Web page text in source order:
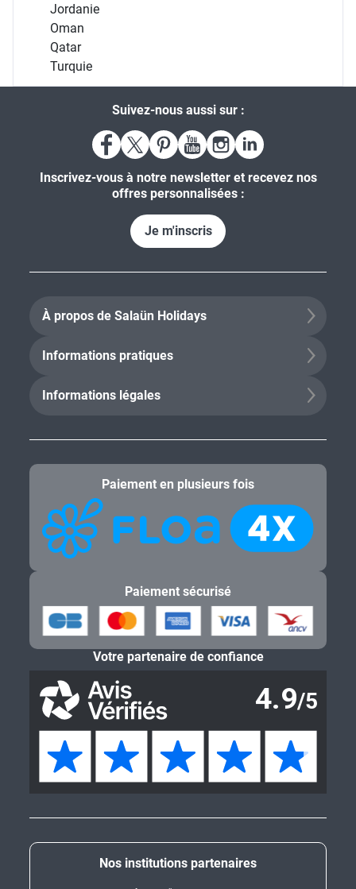
Jordanie
Oman
Qatar
Turquie
Suivez-nous aussi sur :
Inscrivez-vous à notre newsletter et recevez nos
offres personnalisées :
Je m'inscris
À propos de Salaün Holidays
Informations pratiques
Informations légales
Nos institutions partenaires
Paiement en plusieurs fois
Paiement sécurisé
Votre partenaire de confiance